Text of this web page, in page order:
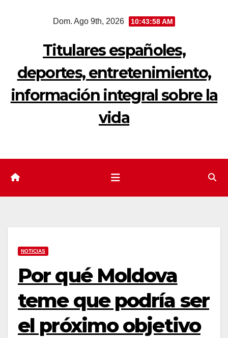
Dom. Ago 9th, 2026 10:43:59 AM
Titulares españoles,
deportes, entretenimiento,
información integral sobre la
vida
NOTICIAS
Por qué Moldova
teme que podría ser
el próximo objetivo